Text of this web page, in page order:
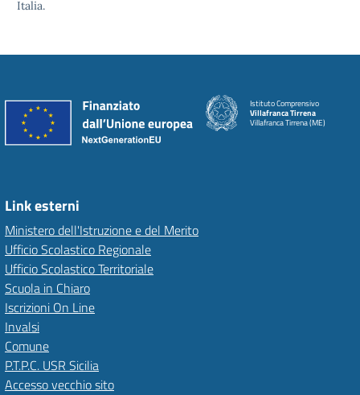
Italia.
Istituto Comprensivo
Villafranca Tirrena
Villafranca Tirrena (ME)
Link esterni
Ministero dell'Istruzione e del Merito
Ufficio Scolastico Regionale
Ufficio Scolastico Territoriale
Scuola in Chiaro
Iscrizioni On Line
Invalsi
Comune
P.T.P.C. USR Sicilia
Accesso vecchio sito